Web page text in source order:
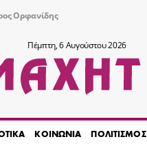
Ορφανίδης
Πέμπτη, 6 Αυγούστου 2026
ΚΟΙΝΩΝΙΑ ΠΟΛΙΤΙΣΜΟΣ